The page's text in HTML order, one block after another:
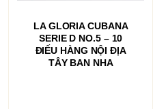
LA GLORIA CUBANA
SERIE D NO.5 – 10
ĐIẾU HÀNG NỘI ĐỊA
TÂY BAN NHA